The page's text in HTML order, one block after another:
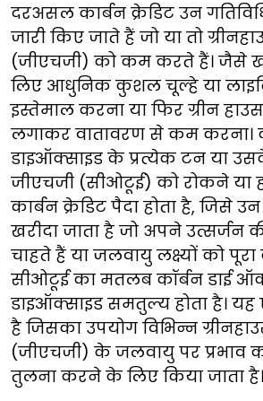
दरअसल कार्बन क्रेडिट उन
जारी किए जाते हैं जो या तो
(जीएचजी) को कम करते हैं। जैसे
लिए आधुनिक कुशल चूल्हे या
इस्तेमाल करना या फिर ग्रीन
लगाकर वातावरण से कम करना।
डाइऑक्साइड के प्रत्येक टन या
जीएचजी (सीओटूई) को रोकने या
कार्बन क्रेडिट पैदा होता है, जिसे उन
खरीदा जाता है जो अपने उत्सर्जन
चाहते हैं या जलवायु लक्ष्यों को
सीओटूई का मतलब कॉर्बन डाई
डाइऑक्साइड समतुल्य होता है।
है जिसका उपयोग विभिन्न
(जीएचजी) के जलवायु पर प्रभाव
तुलना करने के लिए किया जाता है।